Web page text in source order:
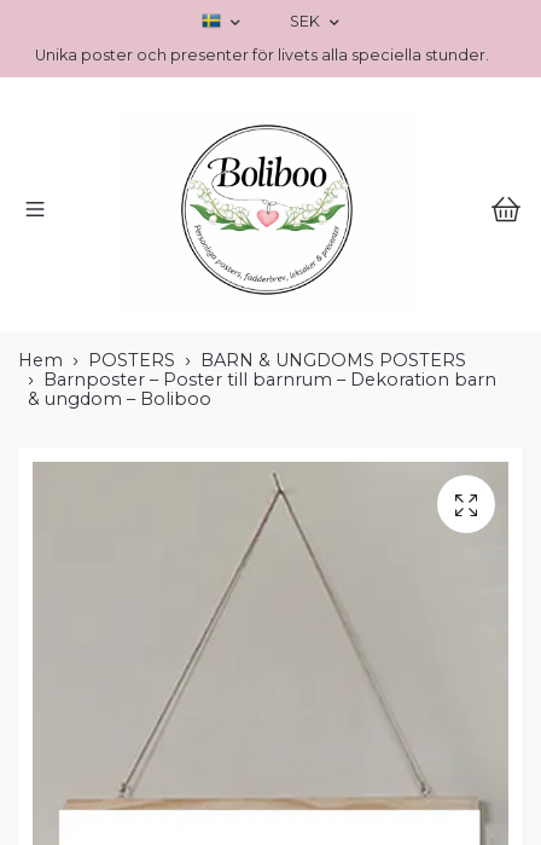
SEK
Unika poster och presenter för livets alla speciella stunder.
Hem POSTERS
BARN & UNGDOMS POSTERS
Barnposter – Poster till barnrum – Dekoration barn
& ungdom – Boliboo